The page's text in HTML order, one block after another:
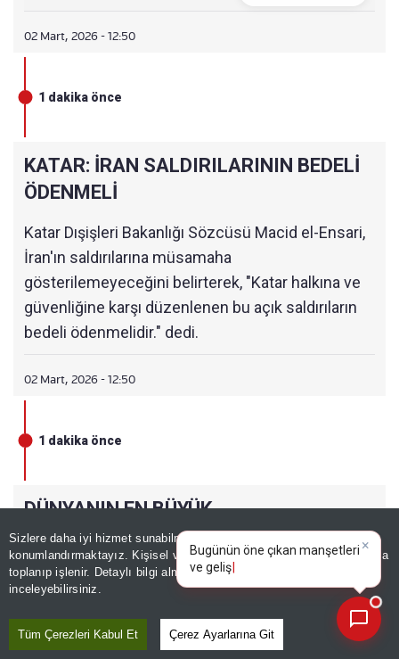
Sizlere daha iyi hizmet sunabilmek adına sitemizde
konumlandırmaktayız. Kişisel verileriniz, KVKK ve GDPR kapsamında
toplanıp işlenir. Detaylı bilgi almak içinAydınlatma Metnimizi
inceleyebilirsiniz.
Tüm Çerezleri Kabul Et Çerez Ayarlarına Git
02 Mart, 2026 - 12:50
1 dakika önce
KATAR: İRAN SALDIRILARININ BEDELİ
ÖDENMELİ
Katar Dışişleri Bakanlığı Sözcüsü Macid el-Ensari,
İran'ın saldırılarına müsamaha
gösterilemeyeceğini belirterek, "Katar halkına ve
güvenliğine karşı düzenlenen bu açık saldırıların
bedeli ödenmelidir." dedi.
02 Mart, 2026 - 12:50
1 dakika önce
DÜNYANIN EN BÜYÜK
RAFİNERİLERİNDEN BİRİ KAPATILDI
Suudi devlet televizyonu, Dammam yakınlarında
bulunan Ras Tanura rafinerisinin bir drone
saldırısının ardından geçici olarak kapatıldığını
duyurdu.gör
×
Bugünün öne çıkan manşetleri
ve gelişmeleri neler?